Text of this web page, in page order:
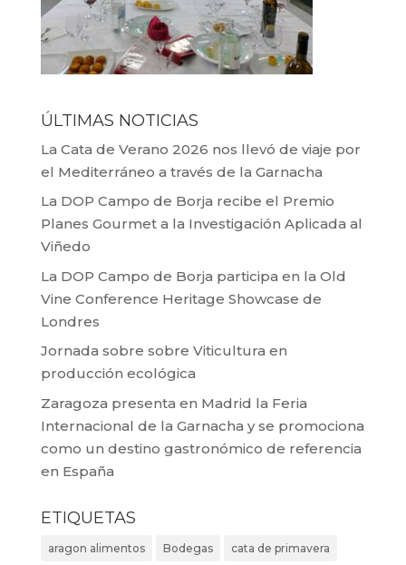
ÚLTIMAS NOTICIAS
La Cata de Verano 2026 nos llevó de viaje por
el Mediterráneo a través de la Garnacha
La DOP Campo de Borja recibe el Premio
Planes Gourmet a la Investigación Aplicada al
Viñedo
La DOP Campo de Borja participa en la Old
Vine Conference Heritage Showcase de
Londres
Jornada sobre sobre Viticultura en
producción ecológica
Zaragoza presenta en Madrid la Feria
Internacional de la Garnacha y se promociona
como un destino gastronómico de referencia
en España
ETIQUETAS
aragon alimentos Bodegas cata de primavera